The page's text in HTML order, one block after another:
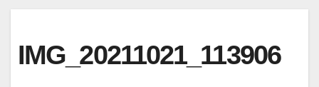
IMG_20211021_113906